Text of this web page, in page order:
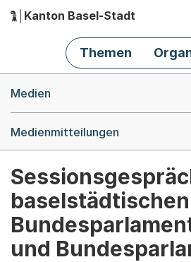
Hauptnavigation
Kanton Basel-Stadt
Themen
Medien
Medienmitteilungen
baselstädtischen
und